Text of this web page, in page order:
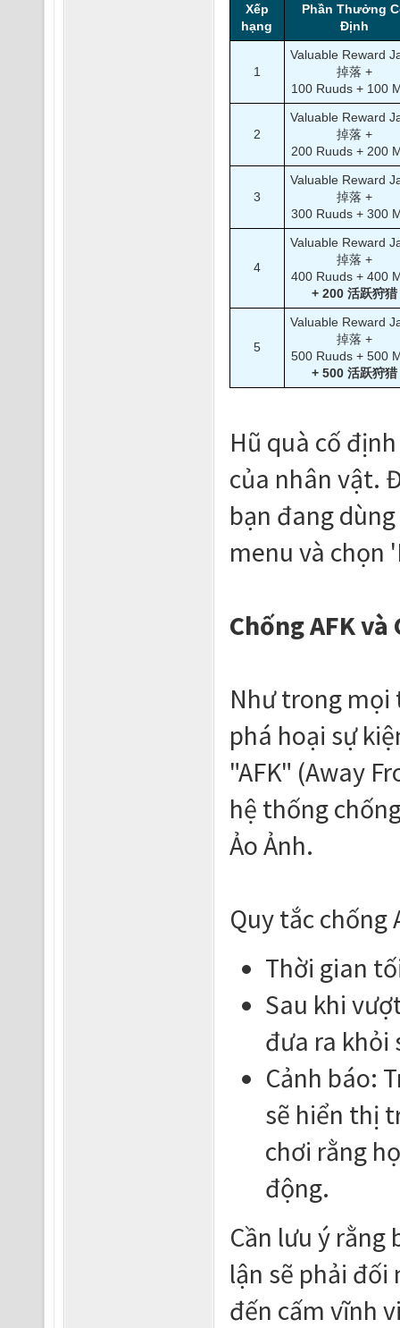
Xếp
hạng
Phần Thưởng
Định
1
Valuable Reward
掉落 +
100 Ruuds + 100
2
Valuable Reward
掉落 +
200 Ruuds + 200
3
Valuable Reward
掉落 +
300 Ruuds + 300
4
Valuable Reward
掉落 +
400 Ruuds + 400
+ 200 活跃狩猎
5
Valuable Reward
掉落 +
500 Ruuds + 500
+ 500 活跃狩猎
Hũ quà cố
của nhân vật.
bạn đang
menu và chọn
Chống AFK
Như trong mọi
phá hoại sự
"AFK" (Away
hệ thống
Ảo Ảnh.
Quy tắc chống
Thời gian
Sau khi
đưa ra khỏi
Cảnh báo:
sẽ hiển thị
chơi rằng
động.
Cần lưu ý
lận sẽ phải
đến cấm vĩnh